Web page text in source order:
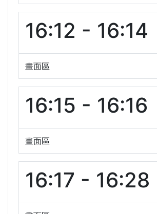
16:12 - 16:14
畫面區
16:15 - 16:16
畫面區
16:17 - 16:28